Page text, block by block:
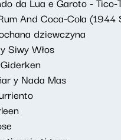
And Coca-Cola
dziewczyna
Siwy Włos
y Nada Mas